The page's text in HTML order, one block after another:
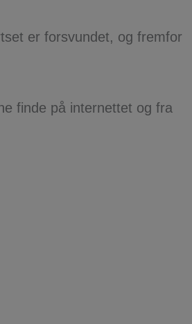
er forsvundet, og fremfor
finde på internettet og fra